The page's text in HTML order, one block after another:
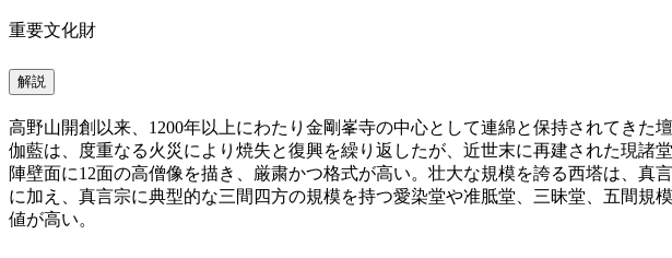
重要文化財
解説
高野山開創以来、1200年以上にわたり金剛峯寺の中心として連綿と保持されてき
伽藍は、度重なる火災により焼失と復興を繰り返したが、近世末に再建された現
陣壁面に12面の高僧像を描き、厳粛かつ格式が高い。壮大な規模を誇る西塔は、
に加え、真言宗に典型的な三間四方の規模を持つ愛染堂や准胝堂、三昧堂、五間
値が高い。